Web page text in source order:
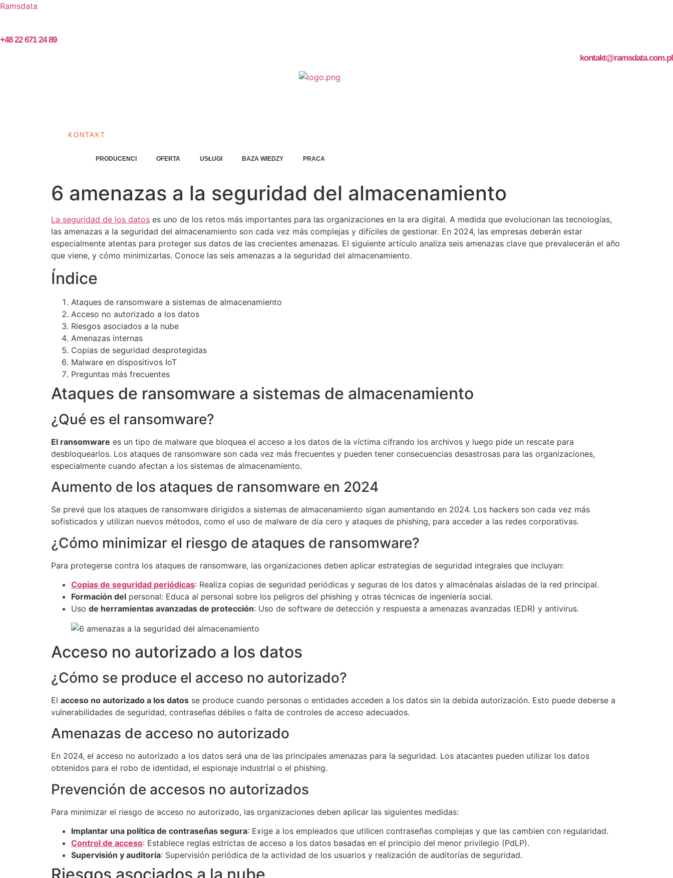
Ramsdata
+48 22 671 24 89
kontakt@ramsdata.com.pl
KONTAKT
PRODUCENCI OFERTA USŁUGI BAZA WIEDZY PRACA
6 amenazas a la seguridad del almacenamiento
La seguridad de los datos es uno de los retos más importantes para las organizaciones en la era digital. A medida que evolucionan las tecnologías,
las amenazas a la seguridad del almacenamiento son cada vez más complejas y difíciles de gestionar. En 2024, las empresas deberán estar
especialmente atentas para proteger sus datos de las crecientes amenazas. El siguiente artículo analiza seis amenazas clave que prevalecerán el año
que viene, y cómo minimizarlas. Conoce las seis amenazas a la seguridad del almacenamiento.
Índice
Ataques de ransomware a sistemas de almacenamiento
Acceso no autorizado a los datos
Riesgos asociados a la nube
Amenazas internas
Copias de seguridad desprotegidas
Malware en dispositivos IoT
Preguntas más frecuentes
Ataques de ransomware a sistemas de almacenamiento
¿Qué es el ransomware?
El ransomware es un tipo de malware que bloquea el acceso a los datos de la víctima cifrando los archivos y luego pide un rescate para
desbloquearlos. Los ataques de ransomware son cada vez más frecuentes y pueden tener consecuencias desastrosas para las organizaciones,
especialmente cuando afectan a los sistemas de almacenamiento.
Aumento de los ataques de ransomware en 2024
Se prevé que los ataques de ransomware dirigidos a sistemas de almacenamiento sigan aumentando en 2024. Los hackers son cada vez más
sofisticados y utilizan nuevos métodos, como el uso de malware de día cero y ataques de phishing, para acceder a las redes corporativas.
¿Cómo minimizar el riesgo de ataques de ransomware?
Para protegerse contra los ataques de ransomware, las organizaciones deben aplicar estrategias de seguridad integrales que incluyan:
Copias de seguridad periódicas: Realiza copias de seguridad periódicas y seguras de los datos y almacénalas aisladas de la red principal.
Formación del personal: Educa al personal sobre los peligros del phishing y otras técnicas de ingeniería social.
Uso de herramientas avanzadas de protección: Uso de software de detección y respuesta a amenazas avanzadas (EDR) y antivirus.
Acceso no autorizado a los datos
¿Cómo se produce el acceso no autorizado?
El acceso no autorizado a los datos se produce cuando personas o entidades acceden a los datos sin la debida autorización. Esto puede deberse a
vulnerabilidades de seguridad, contraseñas débiles o falta de controles de acceso adecuados.
Amenazas de acceso no autorizado
En 2024, el acceso no autorizado a los datos será una de las principales amenazas para la seguridad. Los atacantes pueden utilizar los datos
obtenidos para el robo de identidad, el espionaje industrial o el phishing.
Prevención de accesos no autorizados
Para minimizar el riesgo de acceso no autorizado, las organizaciones deben aplicar las siguientes medidas:
Implantar una política de contraseñas segura: Exige a los empleados que utilicen contraseñas complejas y que las cambien con regularidad.
Control de acceso: Establece reglas estrictas de acceso a los datos basadas en el principio del menor privilegio (PdLP).
Supervisión y auditoría: Supervisión periódica de la actividad de los usuarios y realización de auditorías de seguridad.